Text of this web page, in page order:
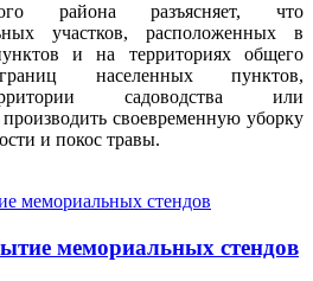
района разъясняет, что
участков, расположенных в
и на территориях общего
населенных пунктов,
садоводства или
своевременную уборку
и покос травы.
мемориальных стендов